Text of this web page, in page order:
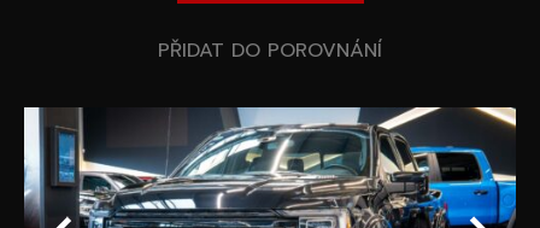
Wheel Pros
Speciální akcePŘIDAT DO POROVNÁNÍ